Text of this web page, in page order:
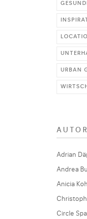
URBAN
Adrian
Andrea
Anicia
Circle